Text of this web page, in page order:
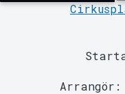
Arrangör: